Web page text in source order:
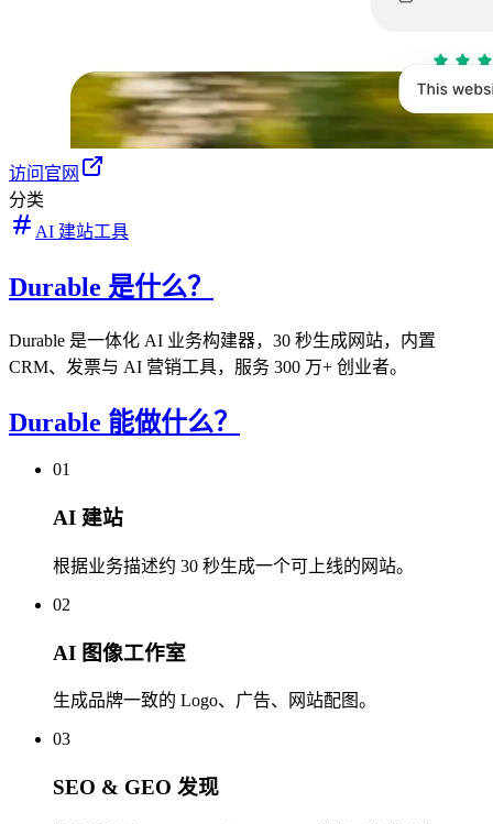
访问官网
分类
AI 建站工具
Durable 是什么？
Durable 是一体化 AI 业务构建器，30 秒生成网站，内置
CRM、发票与 AI 营销工具，服务 300 万+ 创业者。
Durable 能做什么？
01
AI 建站
根据业务描述约 30 秒生成一个可上线的网站。
02
AI 图像工作室
生成品牌一致的 Logo、广告、网站配图。
03
SEO & GEO 发现